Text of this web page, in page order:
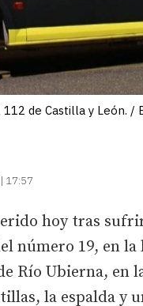
de Castilla y León. /
17:57
hoy tras
número 19, en
Río Ubierna, en
la espalda y